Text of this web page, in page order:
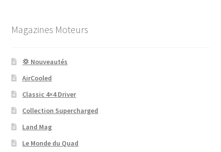
Magazines Moteurs
💢 Nouveautés
AirCooled
Classic 4×4 Driver
Collection Supercharged
Land Mag
Le Monde du Quad